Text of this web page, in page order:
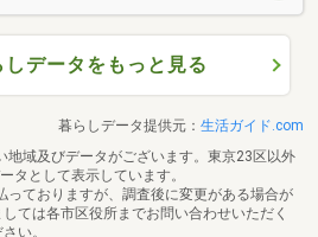
データをもっと見る
暮らしデータ提供元： 生活ガイド.com
地域及びデータがございます。東京23区以外
タとして表示しています。
っておりますが、調査後に変更がある場合が
ては各市区役所までお問い合わせいただく
い。